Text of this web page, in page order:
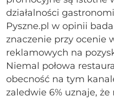
działalności
Pyszne.pl w opinii
znaczenie przy ocenie
reklamowych na
Niemal połowa
obecność na tym
zaledwie 6% uznaje,